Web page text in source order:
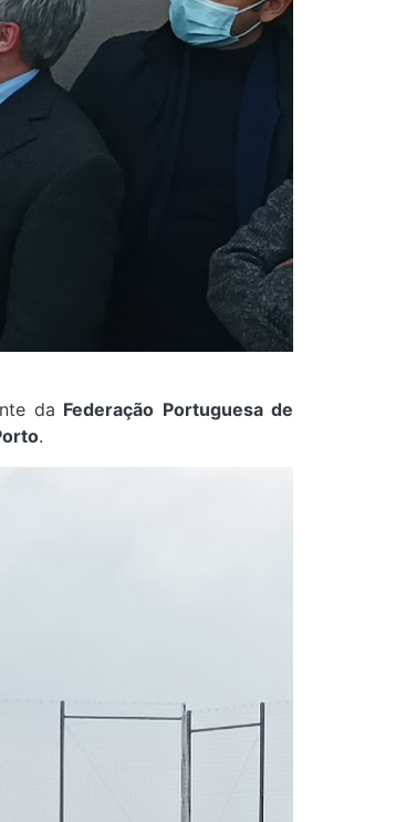
da Federação Portuguesa de
.